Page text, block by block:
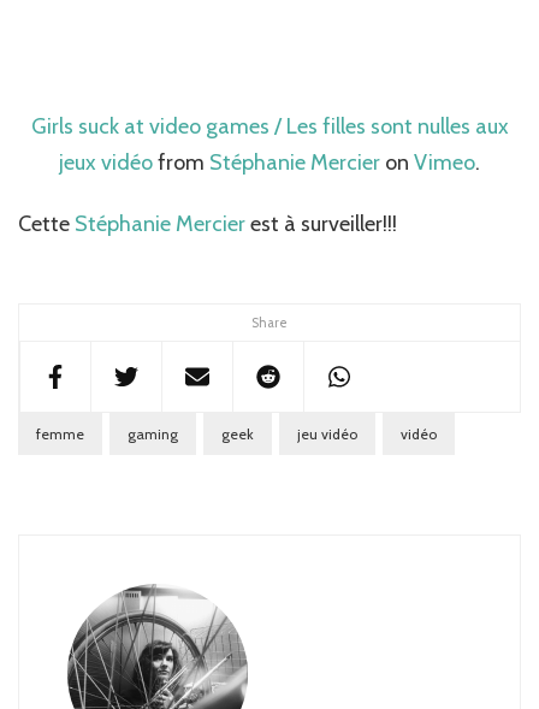
Share
Girls suck at video games / Les filles sont nulles aux
jeux vidéofrom Stéphanie Mercier on Vimeo.
Cette Stéphanie Mercierest à surveiller!!!
femme gaming geek jeu vidéo vidéo